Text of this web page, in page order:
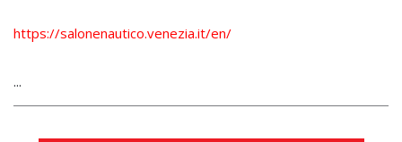
https://salonenautico.venezia.it/en/
...